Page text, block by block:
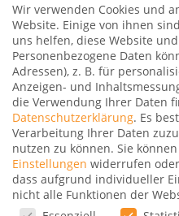
Nur noch bis
Express
75.000
Gepostet vonDominik
Für uns ist die
Wir verwenden Cookies und
Website. Einige von ihnen
uns helfen, diese Website
Personenbezogene Daten
Adressen), z. B. für
Anzeigen- und
die Verwendung Ihrer Daten
Datenschutzerklärung. Es
Verarbeitung Ihrer Daten
nutzen zu können. Sie
Einstellungen widerrufen
dass aufgrund individueller
nicht alle Funktionen der
Datenschutzeinstellungen